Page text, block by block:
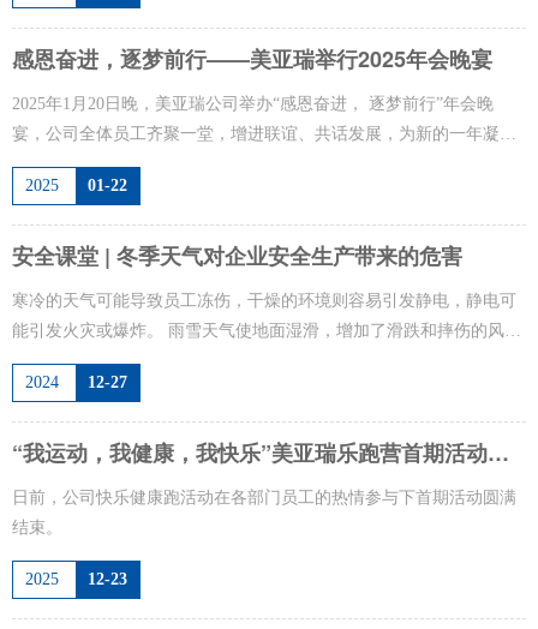
感恩奋进，逐梦前行——美亚瑞举行2025年会晚宴
2025年1月20日晚，美亚瑞公司举办“感恩奋进， 逐梦前行”年会晚
宴，公司全体员工齐聚一堂，增进联谊、共话发展，为新的一年凝心
蓄能聚力。
2025
01-22
安全课堂 | 冬季天气对企业安全生产带来的危害
寒冷的天气可能导致员工冻伤，干燥的环境则容易引发静电，静电可
能引发火灾或爆炸。 雨雪天气使地面湿滑，增加了滑跌和摔伤的风
险。
2024
12-27
“我运动，我健康，我快乐”美亚瑞乐跑营首期活动圆
满结束
日前，公司快乐健康跑活动在各部门员工的热情参与下首期活动圆满
结束。
2025 12-23